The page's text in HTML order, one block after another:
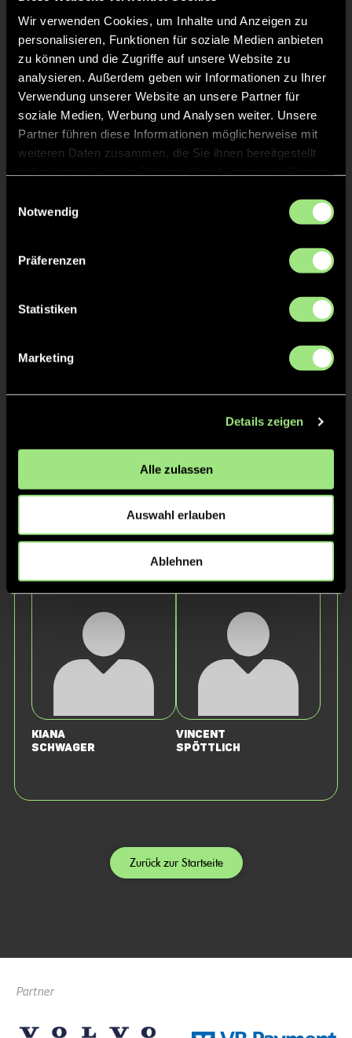
Wir verwenden Cookies, um Inhalte und Anzeigen zu
personalisieren, Funktionen für soziale Medien anbieten
zu können und die Zugriffe auf unsere Website zu
analysieren. Außerdem geben wir Informationen zu Ihrer
Verwendung unserer Website an unsere Partner für
soziale Medien, Werbung und Analysen weiter. Unsere
Partner führen diese Informationen möglicherweise mit
weiteren Daten zusammen, die Sie ihnen bereitgestellt
Notwendig
Präferenzen
Statistiken
Marketing
Details zeigen
Alle zulassen
Auswahl erlauben
Ablehnen
Liva
S.
Nathalie
M.
Ada
B.
Staff
Vanessa
Spöttlich
Kiana
Schwager
Vincent
Spöttlich
Zurück zur Startseite
Partner